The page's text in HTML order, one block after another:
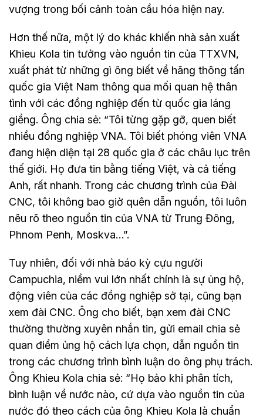
vượng trong bối cảnh toàn cầu hóa hiện nay.
Hơn thế nữa, một lý do khác khiến nhà sản xuất
Khieu Kola tin tưởng vào nguồn tin của TTXVN,
xuất phát từ những gì ông biết về hãng thông tấn
quốc gia Việt Nam thông qua mối quan hệ thân
tình với các đồng nghiệp đến từ quốc gia láng
giềng. Ông chia sẻ: “Tôi từng gặp gỡ, quen biết
nhiều đồng nghiệp VNA. Tôi biết phóng viên VNA
đang hiện diện tại 28 quốc gia ở các châu lục trên
thế giới. Họ đưa tin bằng tiếng Việt, và cả tiếng
Anh, rất nhanh. Trong các chương trình của Đài
CNC, tôi không bao giờ quên dẫn nguồn, tôi luôn
nêu rõ theo nguồn tin của VNA từ Trung Đông,
Phnom Penh, Moskva…”.
Tuy nhiên, đối với nhà báo kỳ cựu người
Campuchia, niềm vui lớn nhất chính là sự ủng hộ,
động viên của các đồng nghiệp sở tại, cũng bạn
xem đài CNC. Ông cho biết, bạn xem đài CNC
thường thường xuyên nhắn tin, gửi email chia sẻ
quan điểm ủng hộ cách lựa chọn, dẫn nguồn tin
trong các chương trình bình luận do ông phụ trách.
Ông Khieu Kola chia sẻ: “Họ bảo khi phân tích,
bình luận về nước nào, cứ dựa vào nguồn tin của
nước đó theo cách của ông Khieu Kola là chuẩn